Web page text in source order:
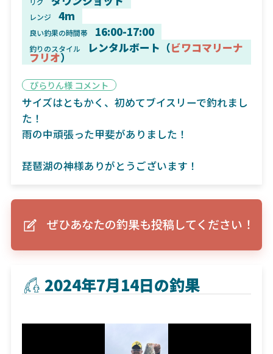
レンジ 4m
良い釣果の時間帯 16:00-17:00
釣りのスタイル レンタルボート（ビワコマリーナ
フリオ）
ぴらりん様 コメント
サイズはともかく、初めてブイスリーで釣れまし
た！
雨の中頑張った甲斐がありました！
琵琶湖の神様ありがとうございます！
ぜひあなたの釣果も投稿してください！
2024年7月14日の釣果